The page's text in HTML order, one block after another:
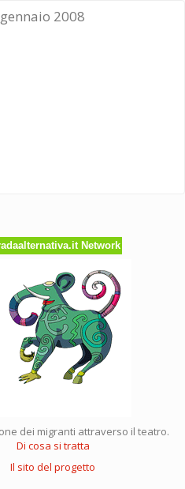
2008
Network
dei migranti attraverso il teatro.
Di cosa si tratta
Il sito del progetto